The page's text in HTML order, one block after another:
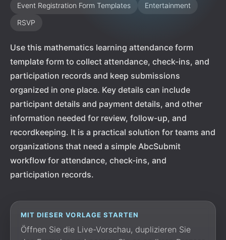
Event Registration Form Templates
Entertainment
RSVP
Use this mathematics learning attendance form
template form to collect attendance, check-ins, and
participation records and keep submissions
organized in one place. Key details can include
participant details and payment details, and other
information needed for review, follow-up, and
recordkeeping. It is a practical solution for teams and
organizations that need a simple AbcSubmit
workflow for attendance, check-ins, and
participation records.
MIT DIESER VORLAGE STARTEN
Öffnen Sie die Live-Vorschau, duplizieren Sie